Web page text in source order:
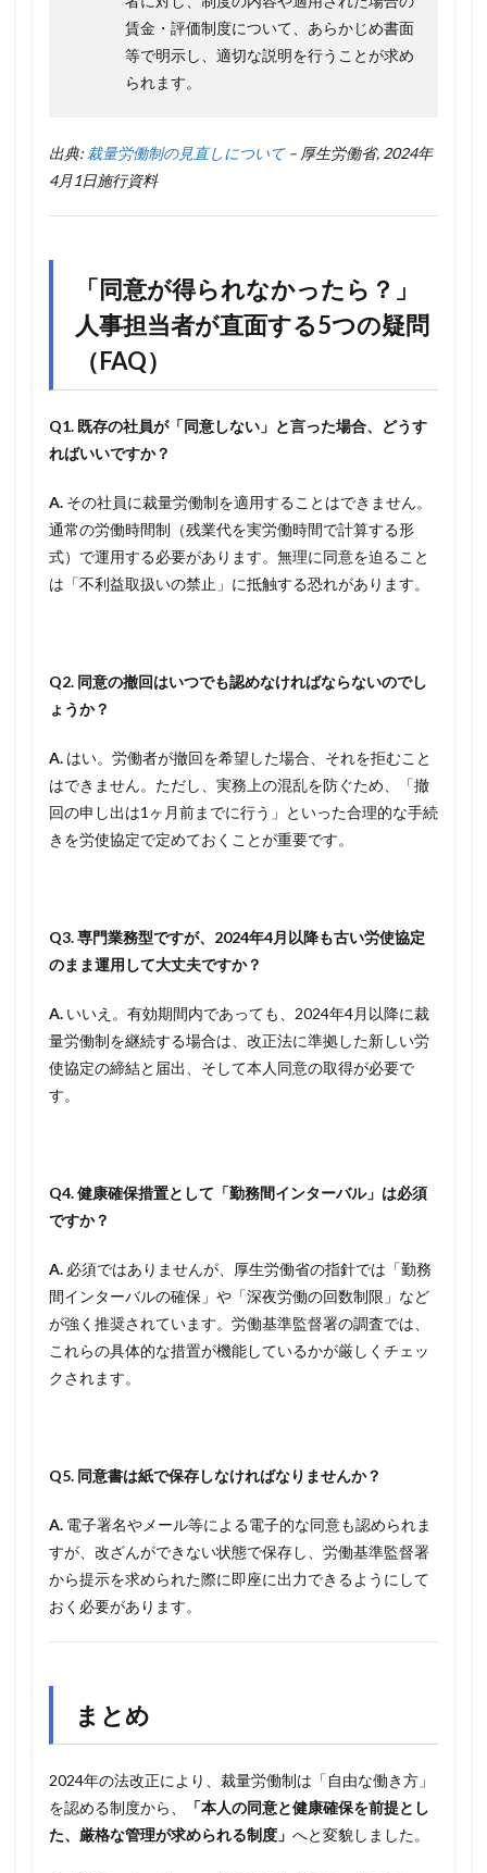
賃金・評価制度について、あらかじめ書面
等で明示し、適切な説明を行うことが求め
られます。
出典:裁量労働制の見直しについて– 厚生労働省, 2024年
4月1日施行資料
「同意が得られなかったら？」
人事担当者が直面する5つの疑問
（FAQ）
Q1. 既存の社員が「同意しない」と言った場合、どうす
ればいいですか？
A. その社員に裁量労働制を適用することはできません。
通常の労働時間制（残業代を実労働時間で計算する形
式）で運用する必要があります。無理に同意を迫ること
は「不利益取扱いの禁止」に抵触する恐れがあります。
Q2. 同意の撤回はいつでも認めなければならないのでし
ょうか？
A. はい。労働者が撤回を希望した場合、それを拒むこと
はできません。ただし、実務上の混乱を防ぐため、「撤
回の申し出は1ヶ月前までに行う」といった合理的な手続
きを労使協定で定めておくことが重要です。
Q3. 専門業務型ですが、2024年4月以降も古い労使協定
のまま運用して大丈夫ですか？
A. いいえ。有効期間内であっても、2024年4月以降に裁
量労働制を継続する場合は、改正法に準拠した新しい労
使協定の締結と届出、そして本人同意の取得が必要で
す。
Q4. 健康確保措置として「勤務間インターバル」は必須
ですか？
A. 必須ではありませんが、厚生労働省の指針では「勤務
間インターバルの確保」や「深夜労働の回数制限」など
が強く推奨されています。労働基準監督署の調査では、
これらの具体的な措置が機能しているかが厳しくチェッ
クされます。
Q5. 同意書は紙で保存しなければなりませんか？
A. 電子署名やメール等による電子的な同意も認められま
すが、改ざんができない状態で保存し、労働基準監督署
から提示を求められた際に即座に出力できるようにして
おく必要があります。
まとめ
2024年の法改正により、裁量労働制は「自由な働き方」
を認める制度から、
「本人の同意と健康確保を前提とし
た、厳格な管理が求められる制度」 へと変貌しました。